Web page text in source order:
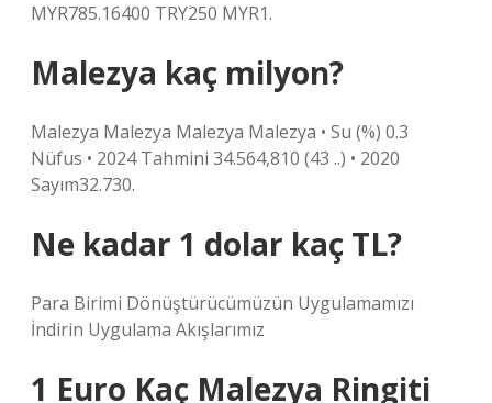
MYR785.16400 TRY250 MYR1.
Malezya kaç milyon?
Malezya Malezya Malezya Malezya • Su (%) 0.3
Nüfus • 2024 Tahmini 34.564,810 (43 ..) • 2020
Sayım32.730.
Ne kadar 1 dolar kaç TL?
Para Birimi Dönüştürücümüzün Uygulamamızı
İndirin Uygulama Akışlarımız
1 Euro Kaç Malezya Ringiti